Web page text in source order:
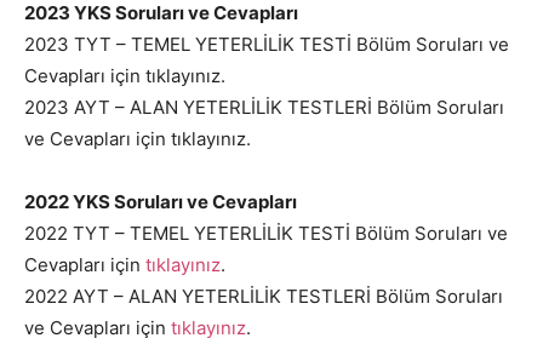
2023 YKS Soruları ve Cevapları
2023 TYT – TEMEL YETERLİLİK TESTİ Bölüm Soruları ve
Cevapları için tıklayınız.
2023 AYT – ALAN YETERLİLİK TESTLERİ Bölüm Soruları
ve Cevapları için tıklayınız.
2022 YKS Soruları ve Cevapları
2022 TYT – TEMEL YETERLİLİK TESTİ Bölüm Soruları ve
Cevapları için tıklayınız.
2022 AYT – ALAN YETERLİLİK TESTLERİ Bölüm Soruları
ve Cevapları için tıklayınız.